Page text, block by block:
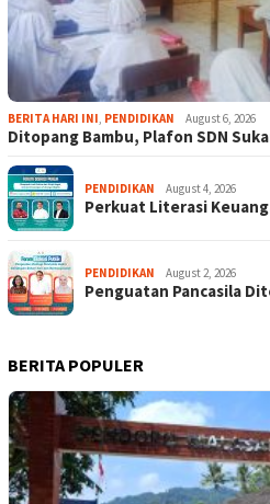
BERITA HARI INI PENDIDIKAN August 6, 2026
Ditopang Bambu, Plafon SDN
PENDIDIKAN August 4, 2026
Perkuat Literasi
PENDIDIKAN August 2, 2026
Penguatan Pancasila
BERITA POPULER